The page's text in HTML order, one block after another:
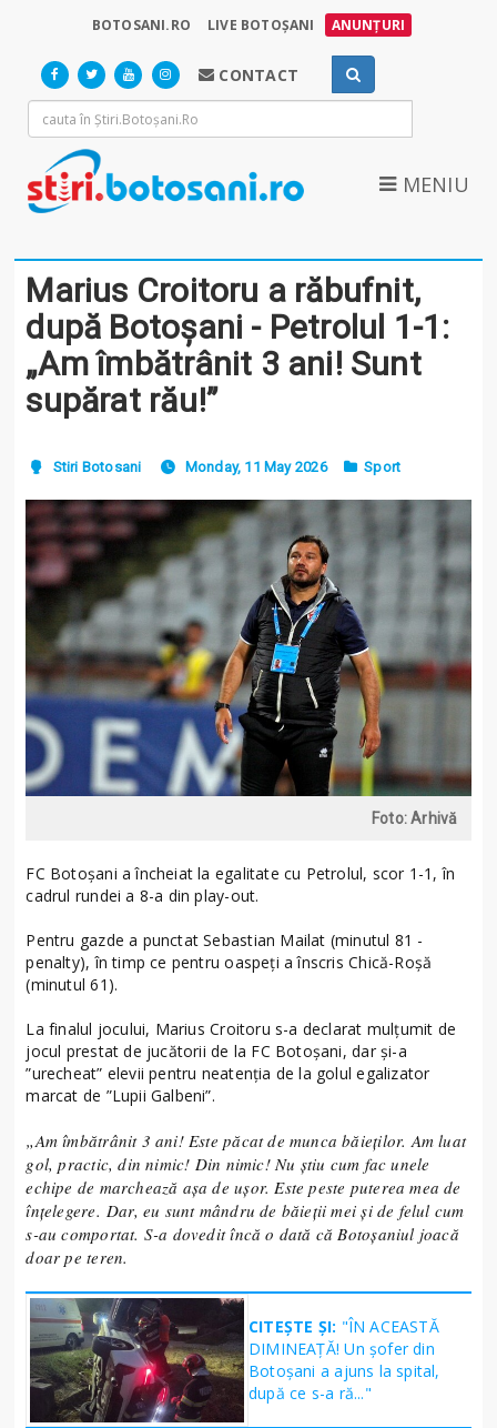
BOTOSANI.RO LIVE BOTOȘANI ANUNȚURI
CONTACT
MENIU
Marius Croitoru a răbufnit,
după Botoșani - Petrolul 1-1:
„Am îmbătrânit 3 ani! Sunt
supărat rău!”
Stiri Botosani Monday, 11 May 2026 Sport
Foto: Arhivă
FC Botoșani a încheiat la egalitate cu Petrolul, scor 1-1, în
cadrul rundei a 8-a din play-out.
Pentru gazde a punctat Sebastian Mailat (minutul 81 -
penalty), în timp ce pentru oaspeți a înscris Chică-Roșă
(minutul 61).
La finalul jocului, Marius Croitoru s-a declarat mulțumit de
jocul prestat de jucătorii de la FC Botoșani, dar și-a
”urecheat” elevii pentru neatenția de la golul egalizator
marcat de ”Lupii Galbeni”.
„Am îmbătrânit 3 ani! Este păcat de munca băieților. Am luat
gol, practic, din nimic! Din nimic! Nu știu cum fac unele
echipe de marchează așa de ușor. Este peste puterea mea de
înțelegere. Dar, eu sunt mândru de băieții mei și de felul cum
s-au comportat. S-a dovedit încă o dată că Botoșaniul joacă
doar pe teren.
CITEȘTE ȘI: "ÎN ACEASTĂ
DIMINEAȚĂ! Un șofer din
Botoșani a ajuns la spital,
după ce s-a ră..."